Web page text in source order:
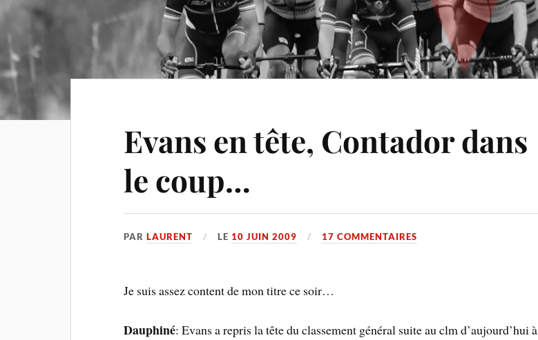
Evans en tête, Contador dans
le coup…
PARLAURENT LE 10 JUIN 2009 17 COMMENTAIRES
Je suis assez content de mon titre ce soir…
Dauphiné: Evans a repris la tête du classement général suite au clm d’aujourd’hui à